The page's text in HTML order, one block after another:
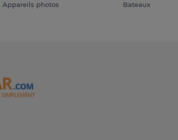
Appareils photos Bateaux